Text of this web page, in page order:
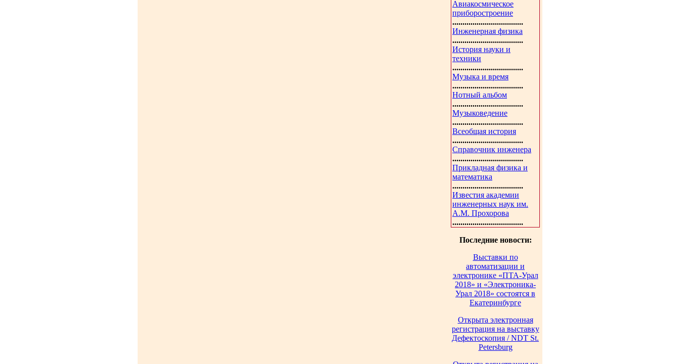
Авиакосмическое
приборостроение
...................................
Инженерная физика
...................................
История науки и
техники
...................................
Музыка и время
...................................
Нотный альбом
...................................
Музыковедение
...................................
Всеобщая история
...................................
Справочник инженера
...................................
Прикладная физика и
математика
...................................
Известия академии
инженерных наук им.
А.М. Прохорова
...................................
Последние новости:
Выставки по
автоматизации и
электронике «ПТА-Урал
2018» и «Электроника-
Урал 2018» состоятся в
Екатеринбурге
Открыта электронная
регистрация на выставку
Дефектоскопия / NDT St.
Petersburg